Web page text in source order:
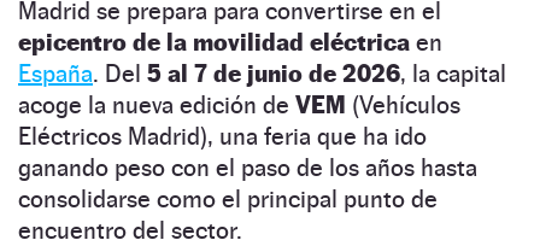
Madrid se prepara para convertirse en el
epicentro de la movilidad eléctrica en
España. Del 5 al 7 de junio de 2026, la capital
acoge la nueva edición de VEM (Vehículos
Eléctricos Madrid), una feria que ha ido
ganando peso con el paso de los años hasta
consolidarse como el principal punto de
encuentro del sector.